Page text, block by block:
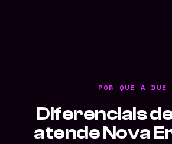
POR QUE A DUE
Diferenciais
atende Nova